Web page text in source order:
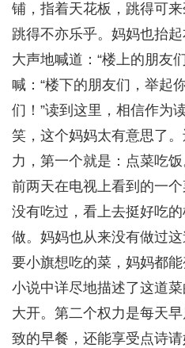
铺，指着天花板，跳得可
跳得不亦乐乎。妈妈也抬
大声地喊道：“楼上的朋友
喊：“楼下的朋友们，举起
们！”读到这里，相信作为
笑，这个妈妈太有意思了
力，第一个就是：点菜吃
前两天在电视上看到的一
没有吃过，看上去挺好吃
做。妈妈也从来没有做过
要小旗想吃的菜，妈妈都
小说中详尽地描述了这道
大开。第二个权力是每天
致的早餐，还能享受点诗